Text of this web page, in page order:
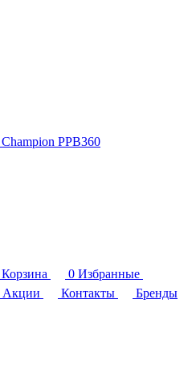
PPB360
Корзина 0 Избранные
Акции Контакты
Бренды